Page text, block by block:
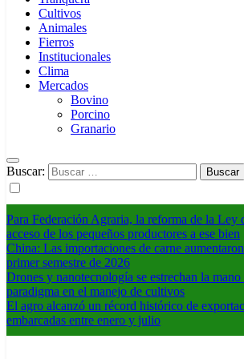
Cultivos
Animales
Fierros
Institucionales
Clima
Mercados
Bovino
Porcino
Granario
Buscar:
Para Federación Agraria, la reforma de la Ley
acceso de los pequeños productores a ese bien
China: Las importaciones de carne
primer semestre de 2026
Drones y nanotecnología se estrechan la
paradigma en el manejo de cultivos
El agro alcanzó un récord histórico de
embarcadas entre enero y julio